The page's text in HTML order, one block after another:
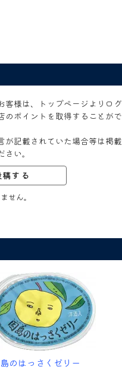
様は、トップページよりログ
のポイントを取得することがで
記載されていた場合等は掲載
い。
する
せん。
のはっさくゼリー